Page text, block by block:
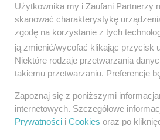
Użytkownika my i Zaufani Partnerzy
skanować charakterystykę
zgodę na korzystanie z tych
ją zmienić/wycofać klikając przycisk
Niektóre rodzaje przetwarzania
takiemu przetwarzaniu. Preferencje
Zapoznaj się z poniższymi
internetowych. Szczegółowe
Prywatności i Cookies oraz po